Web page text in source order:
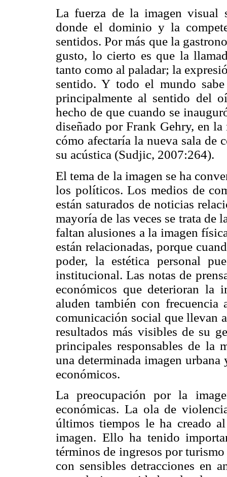
La fuerza de la imagen visual
donde el dominio y la
sentidos. Por más que la
gusto, lo cierto es que la
tanto como al paladar; la
sentido. Y todo el mundo
principalmente al sentido del
hecho de que cuando se
diseñado por Frank Gehry, en
cómo afectaría la nueva sala de
su acústica (Sudjic, 2007:264).
El tema de la imagen se ha
los políticos. Los medios de
están saturados de noticias
mayoría de las veces se trata
faltan alusiones a la imagen
están relacionadas, porque
poder, la estética personal
institucional. Las notas de
económicos que deterioran la
aluden también con
comunicación social que llevan
resultados más visibles de su
principales responsables de la
una determinada imagen
económicos.
La preocupación por la
económicas. La ola de
últimos tiempos le ha creado
imagen. Ello ha tenido
términos de ingresos por
con sensibles detracciones en